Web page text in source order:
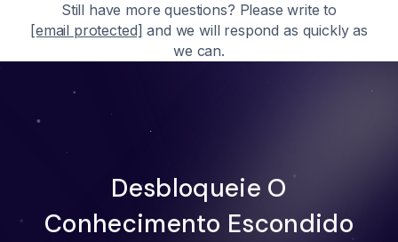
Still have more questions? Please write to
[email protected] and we will respond as quickly as
we can.
Desbloqueie O
Conhecimento Escondido